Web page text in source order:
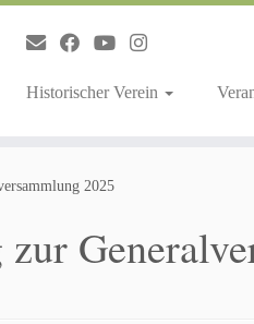
Historischer Verein
2025